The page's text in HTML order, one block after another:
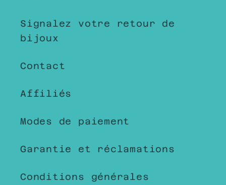
Signalez votre retour de
bijoux
Contact
Affiliés
Modes de paiement
Garantie et réclamations
Conditions générales